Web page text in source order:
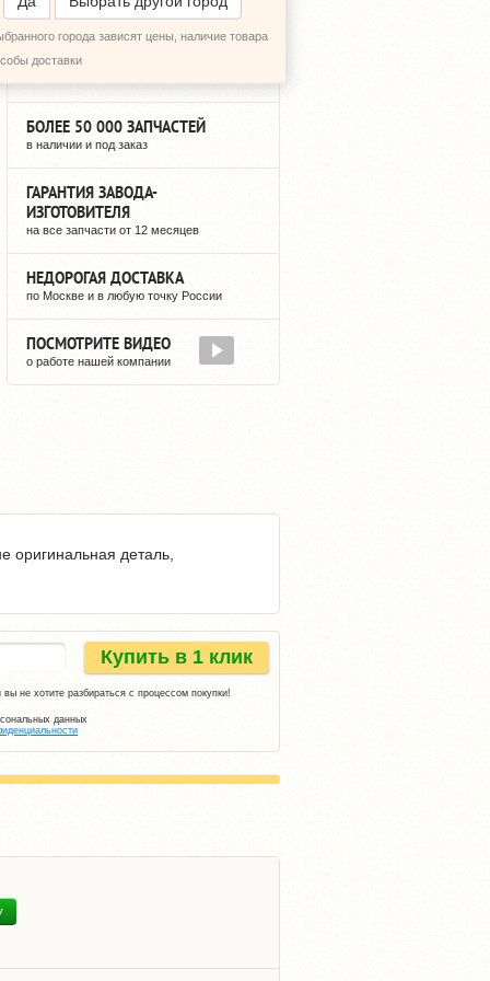
города зависят цены, наличие товара
доставки
12 ЛЕТ НА РЫНКЕ
БОЛЕЕ 50 000 ЗАПЧАСТЕЙ
в наличии и под заказ
ГАРАНТИЯ ЗАВОДА-
ИЗГОТОВИТЕЛЯ
на все запчасти от 12 месяцев
НЕДОРОГАЯ ДОСТАВКА
по Москве и в любую точку России
ПОСМОТРИТЕ ВИДЕО
о работе нашей компании
оригинальная деталь,
Купить в 1 клик
не хотите разбираться с процессом покупки!
данных